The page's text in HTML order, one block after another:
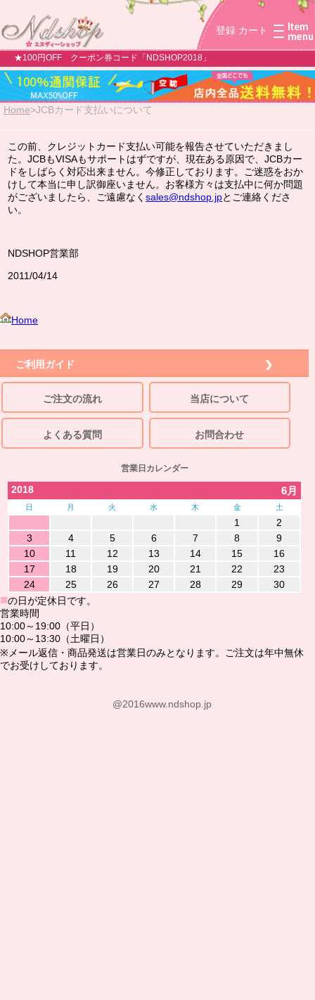
登録 カート
★100円OFF クーポン券コード「NDSHOP2018」
Home>JCBカード支払いについて
この前、クレジットカード支払い可能を報告させていただきまし
た。JCBもVISAもサポートはずですが、現在ある原因で、JCBカー
ドをしばらく対応出来ません。今修正しております。ご迷惑をおか
けして本当に申し訳御座いません。お客様方々は支払中に何か問題
がございましたら、ご遠慮なくsales@ndshop.jpとご連絡くださ
い。
NDSHOP営業部
2011/04/14
Home
ご利用ガイド
ご注文の流れ 当店について
よくある質問 お問合わせ
営業日カレンダー
2018 6月
日 月 火 水 木 金 土
1
2
3
4 5 6 7 8
9
10
11 12 13 14 15
16
17
18 19 20 21 22
23
24
25 26 27 28 29 30
■の日が定休日です。
営業時間
10:00～19:00（平日）
10:00～13:30（土曜日）
※メール返信・商品発送は営業日のみとなります。ご注文は年中無休
でお受けしております。
@2016www.ndshop.jp